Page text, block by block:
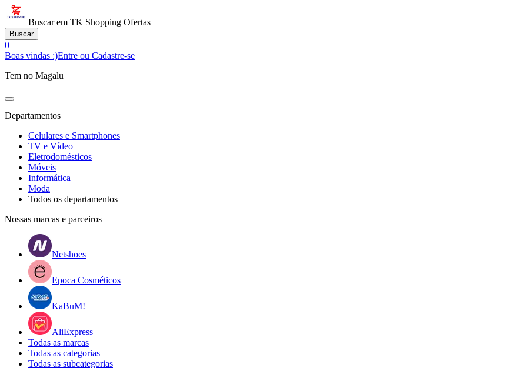
Buscar em TK Shopping Ofertas
Buscar
0
Boas vindas :)Entre ou Cadastre-se
Tem no Magalu
Departamentos
Celulares e Smartphones
TV e Vídeo
Eletrodomésticos
Móveis
Informática
Moda
Todos os departamentos
Nossas marcas e parceiros
Netshoes
Epoca Cosméticos
KaBuM!
AliExpress
Todas as marcas
Todas as categorias
Todas as subcategorias